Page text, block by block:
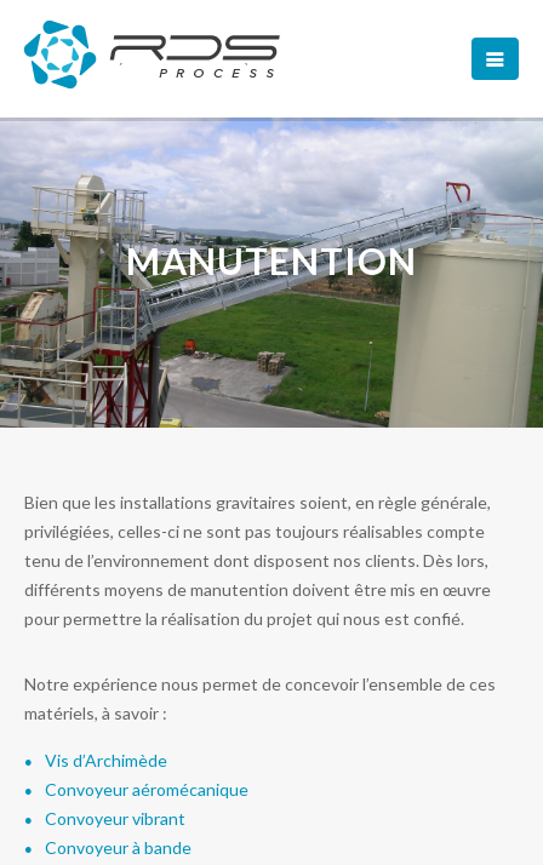
MANUTENTION
Bien que les installations gravitaires soient, en règle générale,
privilégiées, celles-ci ne sont pas toujours réalisables compte
tenu de l’environnement dont disposent nos clients. Dès lors,
différents moyens de manutention doivent être mis en œuvre
pour permettre la réalisation du projet qui nous est confié.
Notre expérience nous permet de concevoir l’ensemble de ces
matériels, à savoir :
Vis d’Archimède
Convoyeur aéromécanique
Convoyeur vibrant
Convoyeur à bande